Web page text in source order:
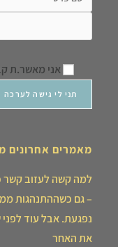
אני מאשר.ת
מאמרים אחרונים
למה קשה לעזוב קשר
– גם כשההתנהגות
נפגעת. אבל עוד
את האחר